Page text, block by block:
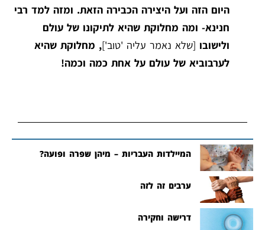
היום הזה ועל היצירה הכבירה הזאת. ומזה למד רבי
חנינא- ומה מחלוקת שהיא לתיקונו של עולם
ולישובו [שלא נאמר עליה 'טוב'], מחלוקת שהיא
לערבוביא של עולם על אחת כמה וכמה!
המיילדות העבריות – מיהן שפרה ופועה?
ערבים זה לזה
דרישה וחקירה